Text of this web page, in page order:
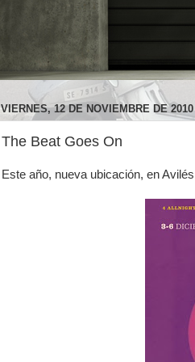
VIERNES, 12 DE NOVIEMBRE DE 2010
The Beat Goes On
Este año, nueva ubicación, en